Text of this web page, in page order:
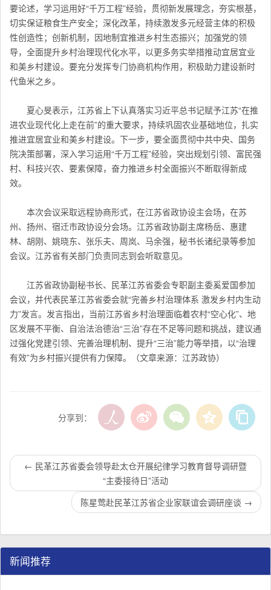
要论述，学习运用好“千万工程”经验，贯彻新发展理念，夯实根基，
切实保证粮食生产安全；深化改革，持续激发多元经营主体的积极
性创造性；创新机制，因地制宜推进乡村生态振兴；加强党的领
导，全面提升乡村治理现代化水平，以更多务实举措推动宜居宜业
和美乡村建设。要充分发挥专门协商机构作用，积极助力建设新时
代鱼米之乡。
夏心旻表示， 江苏省上下认真落实习近平总书记赋予江苏“在推
进农业现代化上走在前”的重大要求，持续巩固农业基础地位，扎实
推进宜居宜业和美乡村建设。下一步，要全面贯彻中共中央、国务
院决策部署，深入学习运用“千万工程”经验，突出规划引领、富民强
村、科技兴农、要素保障，奋力推进乡村全面振兴不断取得新成
效。
本次会议采取远程协商形式，在江苏省政协设主会场，在苏
州、扬州、宿迁市政协设分会场。 江苏省政协副主席杨岳、惠建
林、胡刚、姚晓东、张乐夫、周岚、马余强，秘书长诸纪录等参加
会议。 江苏省有关部门负责同志到会听取意见。
江苏省政协副秘书长、民革江苏省委会专职副主委奚爱国参加
会议，并代表民革江苏省委会就“完善乡村治理体系 激发乡村内生动
力”发言。发言指出，当前江苏省乡村治理面临着农村“空心化”、地
区发展不平衡、自治法治德治“三治”存在不足等问题和挑战，建议通
过强化党建引领、完善治理机制、提升“三治”能力等举措，以“治理
有效”为乡村振兴提供有力保障。
（文章来源：江苏政协）
分享到：
← 民革江苏省委会领导赴太仓开展纪律学习教育督导调研暨
“主委接待日”活动
陈星莺赴民革江苏省企业家联谊会调研座谈 →
新闻推荐
民革江苏省企业家联谊会工作座谈会在宁召开
1/3 李惠东率队来江苏省淮安市调研：聚焦民革党员之家建设管
2/3 民革江苏省委召开“主题教育活动” 领导班子民主生活会
3/3